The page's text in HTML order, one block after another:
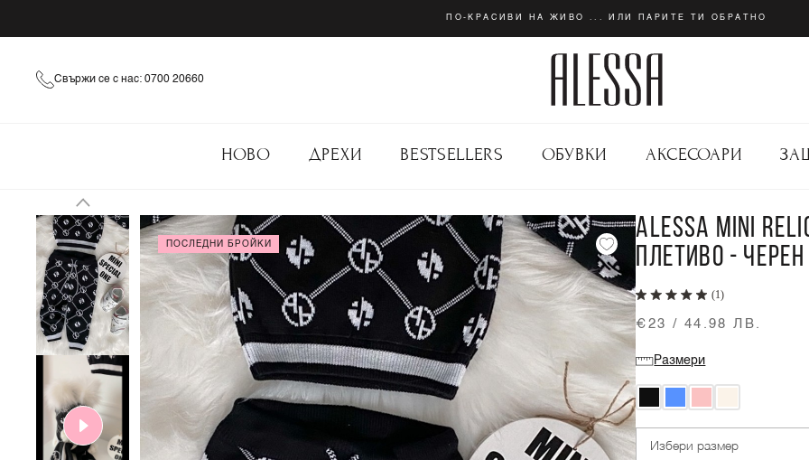
ПО-КРАСИВИ НА ЖИВО ... ИЛИ ПАРИТЕ ТИ ОБРАТНО
Свържи се с нас: 0700 20660
НОВО ДРЕХИ BESTSELLERS ОБУВКИ АКСЕСОАРИ
ПОСЛЕДНИ БРОЙКИ
ALESSA MINI
ПЛЕТИВО - ЧЕРЕН
(1)
€23 / 44.98 ЛВ.
Размери
Избери размер